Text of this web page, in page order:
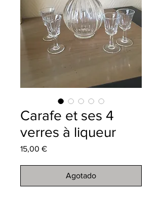
Carafe et ses 4
verres à liqueur
15,00 €Precio
Agotado